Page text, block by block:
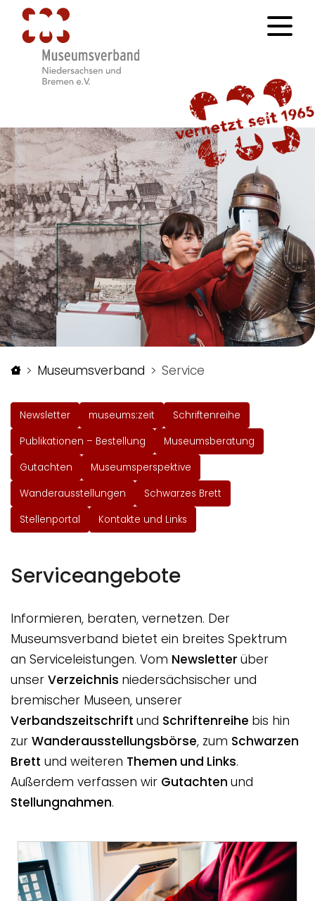
Startseite
Museumsverband Service
Newsletter museums:zeit
Schriftenreihe
Publikationen – Bestellung
Museumsberatung
Gutachten
Museumsperspektive
Wanderausstellungen
Schwarzes Brett
Stellenportal
Kontakte und Links
Serviceangebote
Informieren, beraten, vernetzen. Der
Museumsverband bietet ein breites Spektrum
an Serviceleistungen. Vom Newsletter über
unser Verzeichnis niedersächsischer und
bremischer Museen, unserer
Verbandszeitschrift und Schriftenreihe bis hin
zur Wanderausstellungsbörse, zum Schwarzen
Brett und weiteren Themen und Links.
Außerdem verfassen wir Gutachten und
Stellungnahmen.